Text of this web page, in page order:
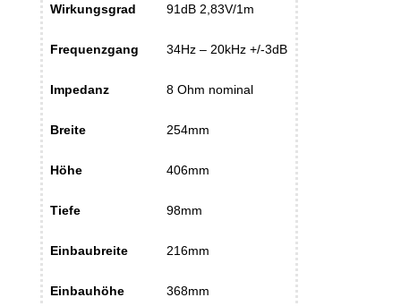
Wirkungsgrad 91dB 2,83V/1m
Frequenzgang 34Hz – 20kHz +/-3dB
Impedanz 8 Ohm nominal
Breite 254mm
Höhe 406mm
Tiefe 98mm
Einbaubreite 216mm
Einbauhöhe 368mm